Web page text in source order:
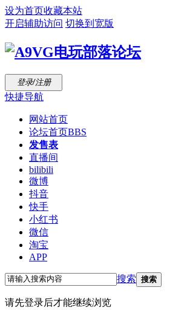
设为首页收藏本站
开启辅助访问 切换到宽版
登录/注册
快捷导航
网站首页
论坛首页BBS
发售表
直播间
bilibili
微博
抖音
快手
小红书
微信
淘宝
APP
搜索 搜索
请先登录后才能继续浏览